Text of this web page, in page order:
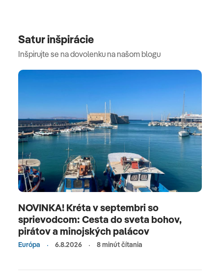
Satur inšpirácie
Inšpirujte se na dovolenku na našom blogu
NOVINKA! Kréta v septembri so
sprievodcom: Cesta do sveta bohov,
pirátov a minojských palácov
Európa 6.8.2026 8 minút čítania